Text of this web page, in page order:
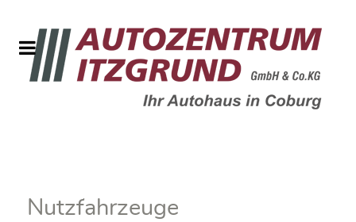
Nutzfahrzeuge